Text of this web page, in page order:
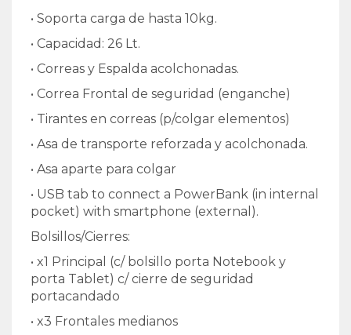
• Soporta carga de hasta 10kg.
• Capacidad: 26 Lt.
• Correas y Espalda acolchonadas.
• Correa Frontal de seguridad (enganche)
• Tirantes en correas (p/colgar elementos)
• Asa de transporte reforzada y acolchonada.
• Asa aparte para colgar
• USB tab to connect a PowerBank (in internal
pocket) with smartphone (external).
Bolsillos/Cierres:
• x1 Principal (c/ bolsillo porta Notebook y
porta Tablet) c/ cierre de seguridad
portacandado
• x3 Frontales medianos